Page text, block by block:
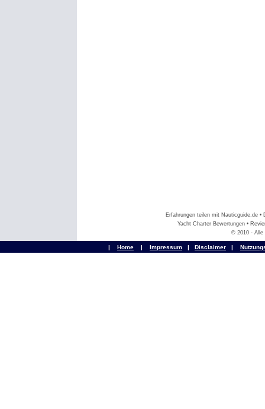
Erfahrungen teilen mit Nauticguide.de
Yacht Charter Bewertungen •
© 2010 - Alle
| Home | Impressum | Disclaimer |